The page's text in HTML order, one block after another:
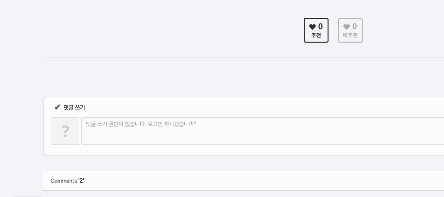
0
추천
0
비추천
✔ 댓글 쓰기
? 댓글 쓰기 권한이 없습니다. 로그인 하시겠습니까?
Comments '2'